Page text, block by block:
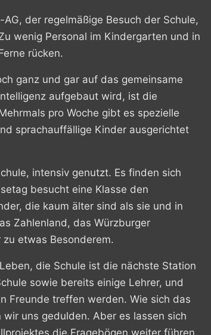
der regelmäßige Besuch der Schule,
wenig Personal im Kindergarten und in
rücken.
ganz und gar auf das gemeinsame
aufgebaut wird, ist die
pro Woche gibt es spezielle
sprachauffällige Kinder ausgerichtet
intensiv genutzt. Es finden sich
besucht eine Klasse den
die kaum älter sind als sie und in
Zahlenland, das Würzburger
etwas Besonderem.
die Schule ist die nächste Station
sowie bereits einige Lehrer, und
Freunde treffen werden. Wie sich das
uns gedulden. Aber es lassen sich
die Fragebögen weiter führen.